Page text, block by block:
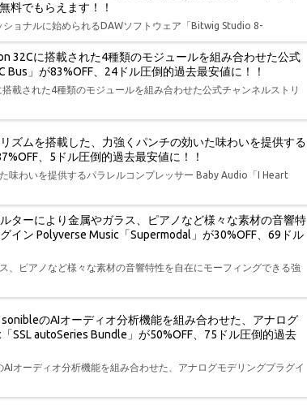
料でもらえます！！
ョナルに始められるDAWソフトウェア「Bitwig Studio 8-
32Cに搭載された4種類のモジュールを組み合わせた公式
」が83%OFF、24ドル圧倒的過去最安値に！！
載された4種類のモジュールを組み合わせた公式チャンネルストリ
ズムを搭載した、力強くパンチの効いた味わいを提供する
、5ドル圧倒的過去最安値に！！
味わいを提供するパラレルコンプレッサー Baby Audio「I Heart
ターにより金属やガラス、ピアノなど様々な素材の音響特
イン Polyverse Music「Supermodal」が30%OFF、69ドル
ピアノなど様々な素材の音響特性を自在にモーフィングできる強
のAIオーディオ分析機能を組み合わせた、アナログ
SSL autoSeries Bundle」が50%OFF、75ドル圧倒的過去
オーディオ分析機能を組み合わせた、アナログモデリングプラグイ